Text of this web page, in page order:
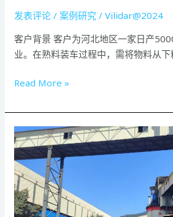
发表评论 /案例研究 /Vilidar@2024
客户背景 客户为河北地区一家日产
业。在熟料装车过程中，需将物料从
升
级
Read More »
成
功
案
例：
水
泥